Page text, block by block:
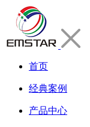
首页
经典案例
产品中心